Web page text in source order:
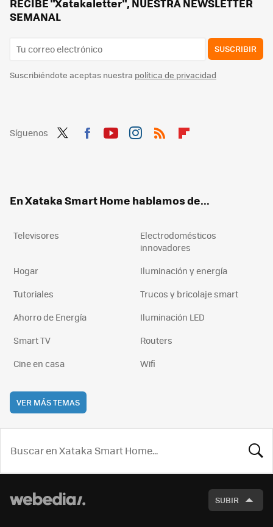
RECIBE "Xatakaletter", NUESTRA NEWSLETTER
SEMANAL
SUSCRIBIR
Suscribiéndote aceptas nuestra política de privacidad
Síguenos
En Xataka Smart Home hablamos de...
Televisores
Electrodomésticos
innovadores
Hogar
Iluminación y energía
Tutoriales
Trucos y bricolaje smart
Ahorro de Energía
Iluminación LED
Smart TV
Routers
Cine en casa
Wifi
VER MÁS TEMAS
SUBIR